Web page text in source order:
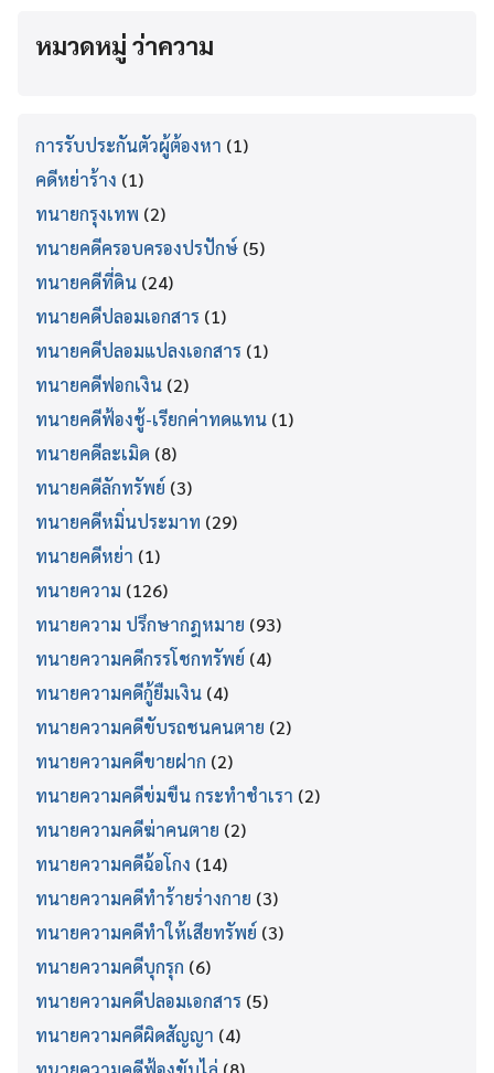
หมวดหมู่ ว่าความ
การรับประกันตัวผู้ต้องหา (1)
คดีหย่าร้าง (1)
ทนายกรุงเทพ (2)
ทนายคดีครอบครองปรปักษ์ (5)
ทนายคดีที่ดิน (24)
ทนายคดีปลอมเอกสาร (1)
ทนายคดีปลอมแปลงเอกสาร (1)
ทนายคดีฟอกเงิน (2)
ทนายคดีฟ้องชู้-เรียกค่าทดแทน (1)
ทนายคดีละเมิด (8)
ทนายคดีลักทรัพย์ (3)
ทนายคดีหมิ่นประมาท (29)
ทนายคดีหย่า (1)
ทนายความ (126)
ทนายความ ปรึกษากฎหมาย (93)
ทนายความคดีกรรโชกทรัพย์ (4)
ทนายความคดีกู้ยืมเงิน (4)
ทนายความคดีขับรถชนคนตาย (2)
ทนายความคดีขายฝาก (2)
ทนายความคดีข่มขืน กระทำชำเรา (2)
ทนายความคดีฆ่าคนตาย (2)
ทนายความคดีฉ้อโกง (14)
ทนายความคดีทำร้ายร่างกาย (3)
ทนายความคดีทำให้เสียทรัพย์ (3)
ทนายความคดีบุกรุก (6)
ทนายความคดีปลอมเอกสาร (5)
ทนายความคดีผิดสัญญา (4)